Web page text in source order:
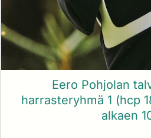
Eero Pohjolan
harrasteryhmä 1 (hcp
alkaen